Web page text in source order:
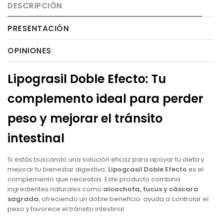
DESCRIPCIÓN
PRESENTACIÓN
OPINIONES
Lipograsil Doble Efecto: Tu
complemento ideal para perder
peso y mejorar el tránsito
intestinal
Si estás buscando una solución eficaz para apoyar tu dieta y
mejorar tu bienestar digestivo, Lipograsil Doble Efecto es el
complemento que necesitas. Este producto combina
ingredientes naturales como alcachofa, fucus y cáscara
sagrada, ofreciendo un doble beneficio: ayuda a controlar el
peso y favorece el tránsito intestinal.